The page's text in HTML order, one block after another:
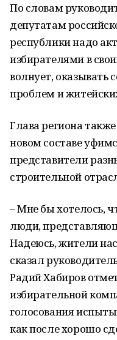
По словам
депутатам
республики надо
избирателями в
волнует, оказывать
проблем и
Глава региона
новом составе
представители
строительной
– Мне бы хотелось,
люди,
Надеюсь, жители
сказал
Радий Хабиров
избирательной
голосования
как после хорошо